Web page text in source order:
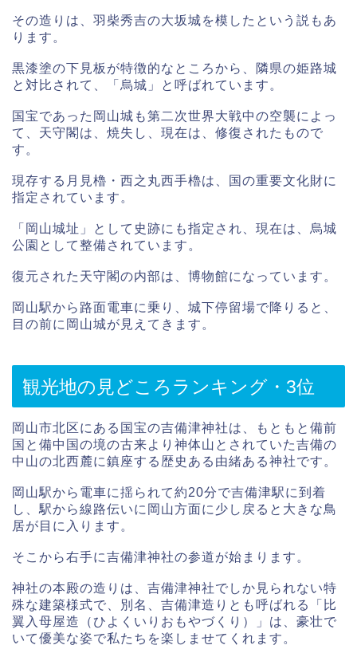
その造りは、羽柴秀吉の大坂城を模したという説もあ
ります。
黒漆塗の下見板が特徴的なところから、隣県の姫路城
と対比されて、「烏城」と呼ばれています。
国宝であった岡山城も第二次世界大戦中の空襲によっ
て、天守閣は、焼失し、現在は、修復されたもので
す。
現存する月見櫓・西之丸西手櫓は、国の重要文化財に
指定されています。
「岡山城址」として史跡にも指定され、現在は、烏城
公園として整備されています。
復元された天守閣の内部は、博物館になっています。
岡山駅から路面電車に乗り、城下停留場で降りると、
目の前に岡山城が見えてきます。
観光地の見どころランキング・3位
岡山市北区にある国宝の吉備津神社は、もともと備前
国と備中国の境の古来より神体山とされていた吉備の
中山の北西麓に鎮座する歴史ある由緒ある神社です。
岡山駅から電車に揺られて約20分で吉備津駅に到着
し、駅から線路伝いに岡山方面に少し戻ると大きな鳥
居が目に入ります。
そこから右手に吉備津神社の参道が始まります。
神社の本殿の造りは、吉備津神社でしか見られない特
殊な建築様式で、別名、吉備津造りとも呼ばれる「比
翼入母屋造（ひよくいりおもやづくり）」は、豪壮で
いて優美な姿で私たちを楽しませてくれます。